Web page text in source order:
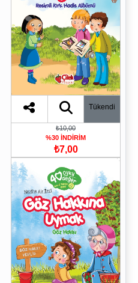
Tükendi
₺10,00
%30 İNDİRİM
₺7,00